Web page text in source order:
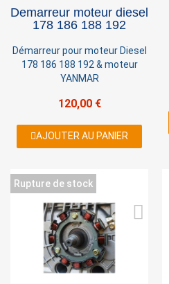
Demarreur moteur diesel
178 186 188 192
Démarreur pour moteur Diesel
178 186 188 192 & moteur
YANMAR
120,00 €
AJOUTER AU PANIER
Rupture de stock